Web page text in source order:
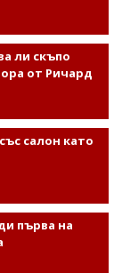
ли скъпо
от Ричард
салон като
първа на